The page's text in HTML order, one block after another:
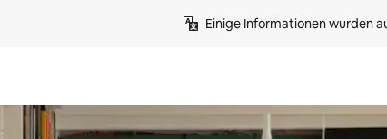
Einige Informationen wurden